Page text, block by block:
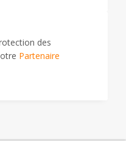
des
Partenaire